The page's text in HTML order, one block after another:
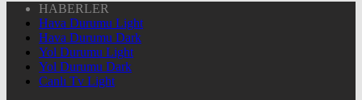
HABERLER
Hava Durumu Light
Hava Durumu Dark
Yol Durumu Light
Yol Durumu Dark
Canlı Tv Light